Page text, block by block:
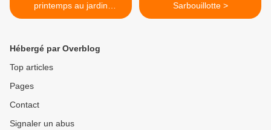
printemps au jardin
botanique de Saverne
Sarbouillotte >
Hébergé par Overblog
Top articles
Pages
Contact
Signaler un abus